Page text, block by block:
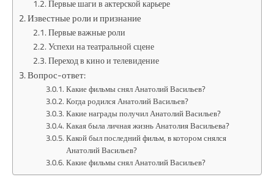
Первые шаги в актерской карьере
Известные роли и признание
Первые важные роли
Успехи на театральной сцене
Переход в кино и телевидение
Вопрос-ответ:
Какие фильмы снял Анатолий Васильев?
Когда родился Анатолий Васильев?
Какие награды получил Анатолий Васильев?
Какая была личная жизнь Анатолия Васильева?
Какой был последний фильм, в котором снялся
Анатолий Васильев?
Какие фильмы снял Анатолий Васильев?